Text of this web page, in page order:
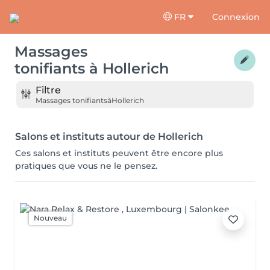
FR Connexion
Massages
tonifiants à Hollerich
Filtre
Massages tonifiantsàHollerich
Salons et instituts autour de Hollerich
Ces salons et instituts peuvent être encore plus
pratiques que vous ne le pensez.
Nouveau